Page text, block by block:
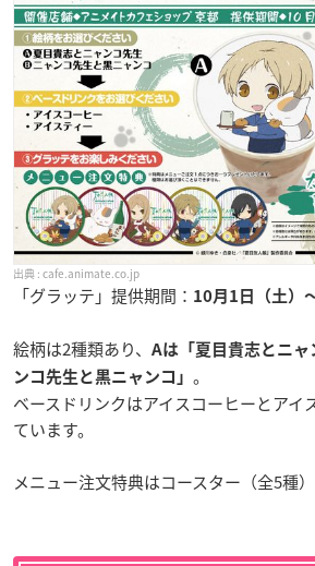
cafe.animate.co.jp
「グラッテ」提供期間： 10月1日（土）
絵柄は2種類あり、 Aは「夏目貴志とニャ
ンコ先生と黒ニャンコ」 。
ベースドリンクはアイスコーヒーとアイ
ています。
メニュー注文特典はコースター（全5種）